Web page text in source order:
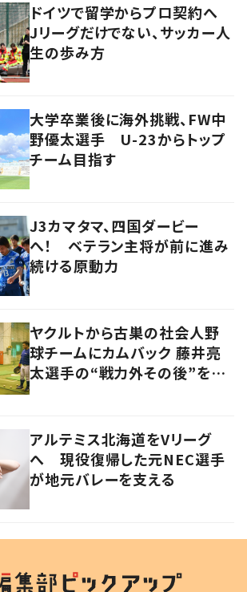
ドイツで留学からプロ契約へ
Jリーグだけでない、サッカー人
生の歩み方
大学卒業後に海外挑戦、FW中
野優太選手 U-23からトップ
チーム目指す
J3カマタマ、四国ダービー
へ！ ベテラン主将が前に進み
続ける原動力
ヤクルトから古巣の社会人野
球チームにカムバック 藤井亮
太選手の“戦力外その後”を追
アルテミス北海道をVリーグ
へ 現役復帰した元NEC選手
が地元バレーを支える